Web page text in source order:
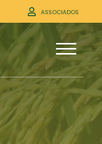
ASSOCIADOS